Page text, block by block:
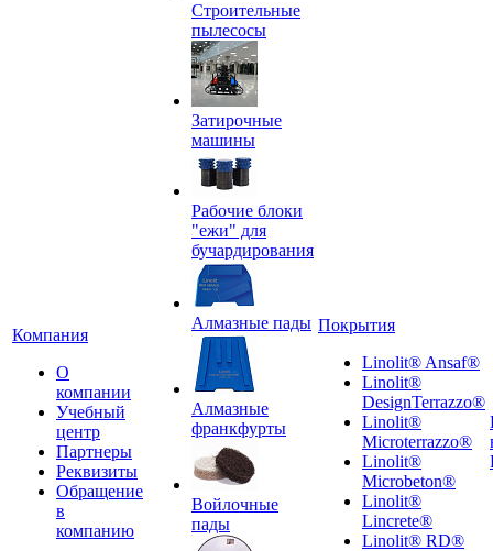
Компания
О
компании
Учебный
центр
Партнеры
Реквизиты
Обращение
в
компанию
Строительные
пылесосы
Затирочные
машины
Рабочие блоки
"ежи" для
бучардирования
Алмазные пады
Алмазные
франкфурты
Войлочные
пады
Покрытия
Linolit® Ansaf®
Linolit®
DesignTerrazzo®
Linolit®
Microterrazzo®
Linolit®
Microbeton®
Linolit®
Lincrete®
Linolit® RD®